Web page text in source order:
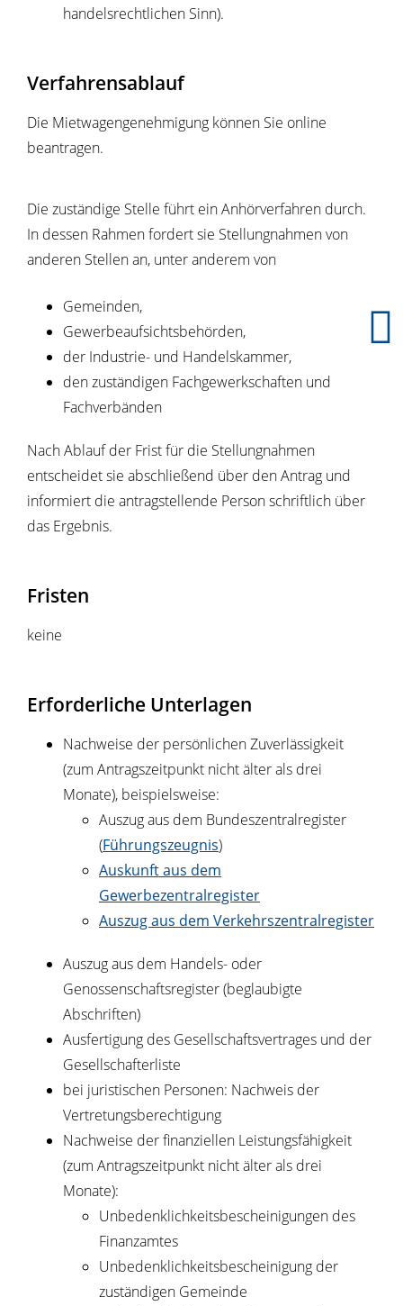
handelsrechtlichen Sinn).
Verfahrensablauf
Die Mietwagengenehmigung können Sie online
beantragen.
Die zuständige Stelle führt ein Anhörverfahren durch.
In dessen Rahmen fordert sie Stellungnahmen von
anderen Stellen an, unter anderem von
Gemeinden,
Gewerbeaufsichtsbehörden,
der Industrie- und Handelskammer,
den zuständigen Fachgewerkschaften und
Fachverbänden
Nach Ablauf der Frist für die Stellungnahmen
entscheidet sie abschließend über den Antrag und
informiert die antragstellende Person schriftlich über
das Ergebnis.
Fristen
keine
Erforderliche Unterlagen
Nachweise der persönlichen Zuverlässigkeit
(zum Antragszeitpunkt nicht älter als drei
Monate), beispielsweise:
Auszug aus dem Bundeszentralregister
(Führungszeugnis)
Auskunft aus dem
Gewerbezentralregister
Auszug aus dem Verkehrszentralregister
Auszug aus dem Handels- oder
Genossenschaftsregister (beglaubigte
Abschriften)
Ausfertigung des Gesellschaftsvertrages und der
Gesellschafterliste
bei juristischen Personen: Nachweis der
Vertretungsberechtigung
Nachweise der finanziellen Leistungsfähigkeit
(zum Antragszeitpunkt nicht älter als drei
Monate):
Unbedenklichkeitsbescheinigungen des
Finanzamtes
Unbedenklichkeitsbescheinigung der
zuständigen Gemeinde